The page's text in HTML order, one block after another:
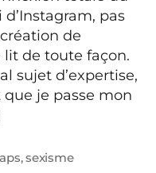
pas
de
de toute façon.
sujet d’expertise,
que je passe mon
,sexisme